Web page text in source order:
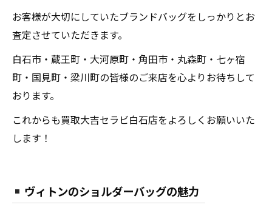
お客様が大切にしていたブランドバッグをしっかりとお
査定させていただきます。
白石市・蔵王町・大河原町・角田市・丸森町・七ヶ宿
町・国見町・梁川町の皆様のご来店を心よりお待ちして
おります。
これからも買取大吉セラビ白石店をよろしくお願いいた
します！
ヴィトンのショルダーバッグの魅力